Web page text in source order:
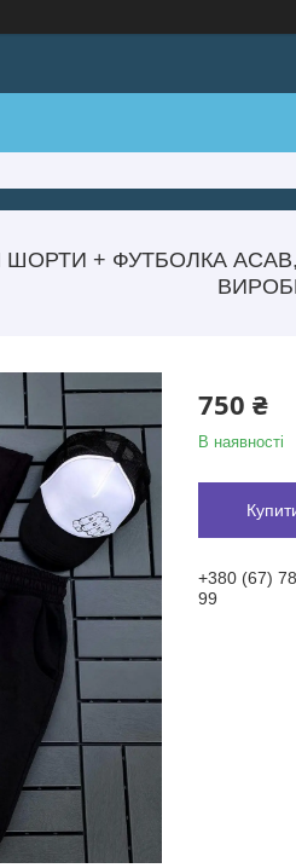
+ ФУТБОЛКА
750 ₴
В наявності
+380 (67)
99